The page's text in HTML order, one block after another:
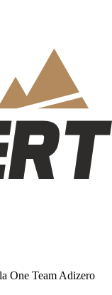
One Team Adizero